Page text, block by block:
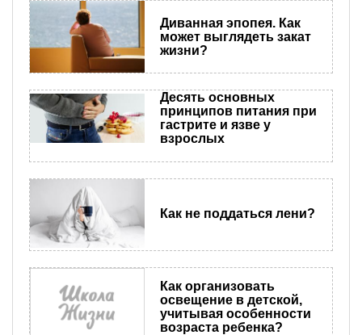
Диванная эпопея. Как
может выглядеть закат
жизни?
Десять основных
принципов питания при
гастрите и язве у
взрослых
Как не поддаться лени?
Как организовать
освещение в детской,
учитывая особенности
возраста ребенка?